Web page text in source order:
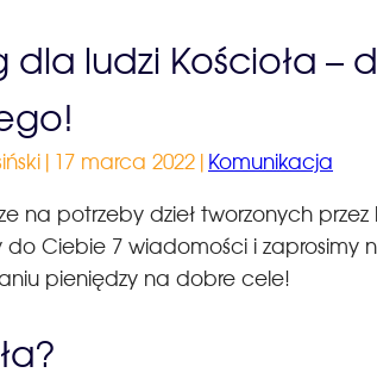
dla ludzi Kościoła –
| 17 marca 2022 | Komunikacja
na potrzeby dzieł tworzonych przez
do Ciebie 7 wiadomości i zaprosimy
pieniędzy na dobre cele!